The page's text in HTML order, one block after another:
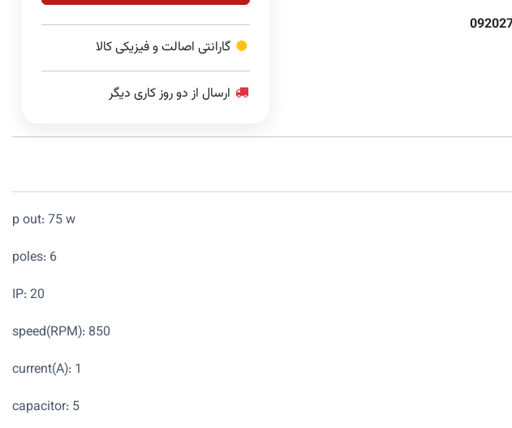
گارانتی اصالت و فیزیکی کالا
ارسال از دو روز کاری دیگر
p out: 75 w
poles: 6
IP: 20
speed(RPM): 850
current(A): 1
capacitor: 5